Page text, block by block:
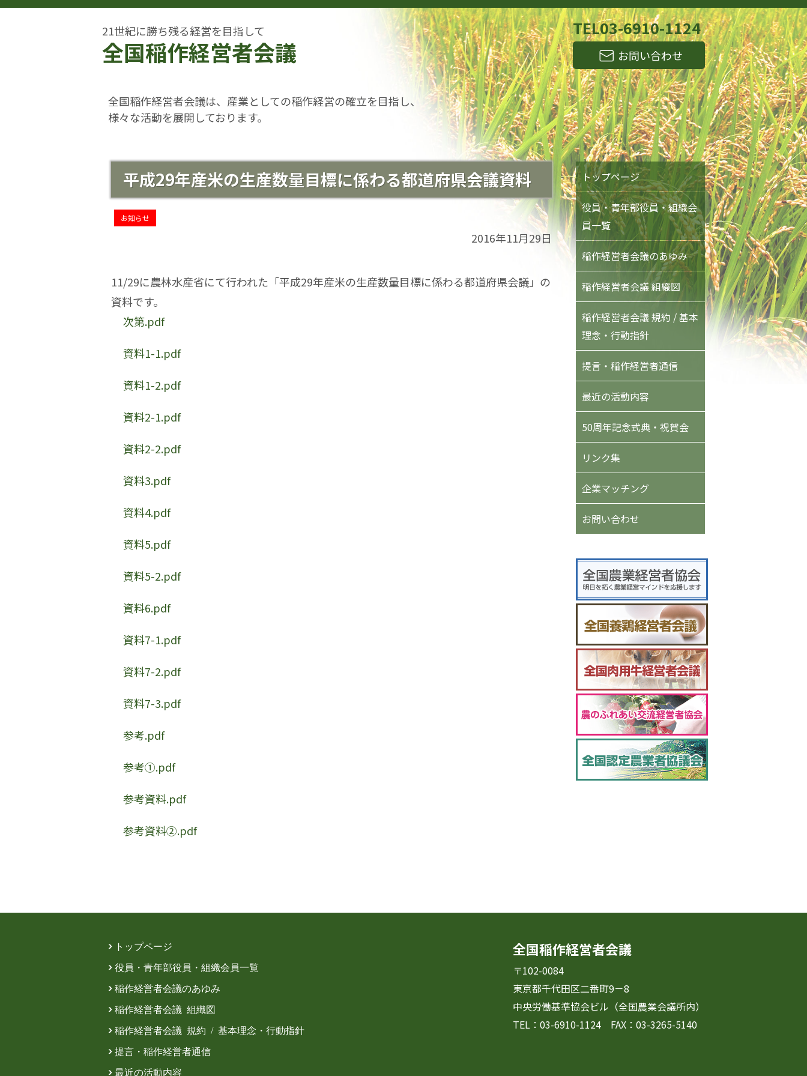
21世紀に勝ち残る経営を目指して
全国稲作経営者会議
TEL03-6910-1124
お問い合わせ
全国稲作経営者会議は、産業としての稲作経営の確立を目指し、
様々な活動を展開しております。
平成29年産米の生産数量目標に係わる都道府県会議資料
お知らせ
2016年11月29日
11/29に農林水産省にて行われた「平成29年産米の生産数量目標に係わる都道府県会議」の
資料です。
次第.pdf
資料1-1.pdf
資料1-2.pdf
資料2-1.pdf
資料2-2.pdf
資料3.pdf
資料4.pdf
資料5.pdf
資料5-2.pdf
資料6.pdf
資料7-1.pdf
資料7-2.pdf
資料7-3.pdf
参考.pdf
参考①.pdf
参考資料.pdf
参考資料②.pdf
トップページ
役員・青年部役員・組織会
員一覧
稲作経営者会議のあゆみ
稲作経営者会議 組織図
稲作経営者会議 規約 / 基本
理念・行動指針
提言・稲作経営者通信
最近の活動内容
50周年記念式典・祝賀会
リンク集
企業マッチング
お問い合わせ
トップページ
役員・青年部役員・組織会員一覧
稲作経営者会議のあゆみ
稲作経営者会議 組織図
稲作経営者会議 規約 / 基本理念・行動指針
提言・稲作経営者通信
最近の活動内容
全国稲作経営者会議
〒102-0084
東京都千代田区二番町9－8
中央労働基準協会ビル（全国農業会議所内）
TEL：03-6910-1124 FAX：03-3265-5140